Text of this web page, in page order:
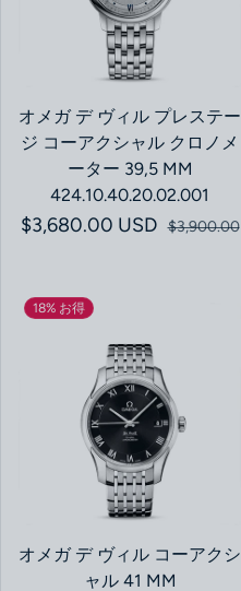
オメガ デ ヴィル プレステー
ジ コーアクシャル クロノメ
ーター 39,5 MM
424.10.40.20.02.001
セール価格
$3,680.00 USD通常価格
$3,900.00
18% お得
オメガ デ ヴィル コーアクシ
ャル 41 MM